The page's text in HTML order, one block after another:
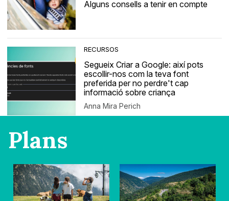
Alguns consells a tenir en compte
RECURSOS
Segueix Criar a Google: així pots
escollir-nos com la teva font
preferida per no perdre't cap
informació sobre criança
Anna Mira Perich
Plans